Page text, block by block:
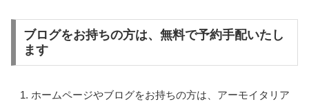
ブログをお持ちの方は、無料で予約手配いたし
ます
ホームページやブログをお持ちの方は、アーモイタリア